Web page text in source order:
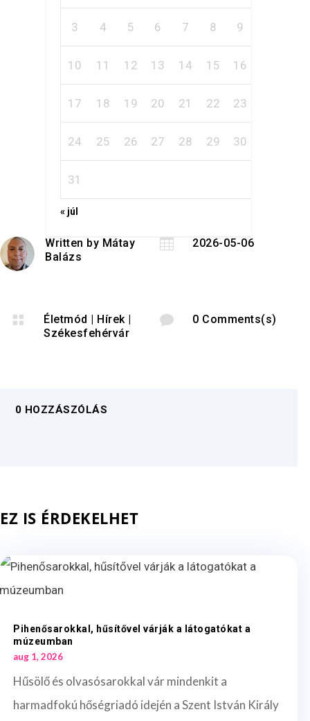
3 4 5 6 7 8 9
10 11 12 13 14 15 16
17 18 19 20 21 22 23
24 25 26 27 28 29 30
31
« júl
Written by Mátay
Balázs
 2026-05-06
 Életmód | Hírek |
Székesfehérvár
 0 Comments(s)
0 HOZZÁSZÓLÁS
EZ IS ÉRDEKELHET
Pihenősarokkal, hűsítővel várják a látogatókat a
múzeumban
aug 1, 2026
Hűsölő és olvasósarokkal vár mindenkit a
harmadfokú hőségriadó idején a Szent István Király